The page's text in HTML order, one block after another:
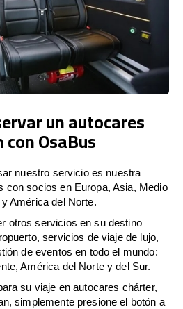
un autocares
OsaBus
nuestro servicio es nuestra
con socios en Europa, Asia, Medio
América del Norte.
otros servicios en su destino
servicios de viaje de lujo,
de eventos en todo el mundo:
América del Norte y del Sur.
su viaje en autocares chárter,
simplemente presione el botón a